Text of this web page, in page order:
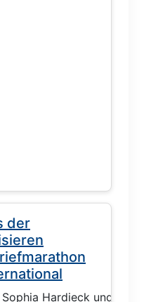
der
Hardieck und